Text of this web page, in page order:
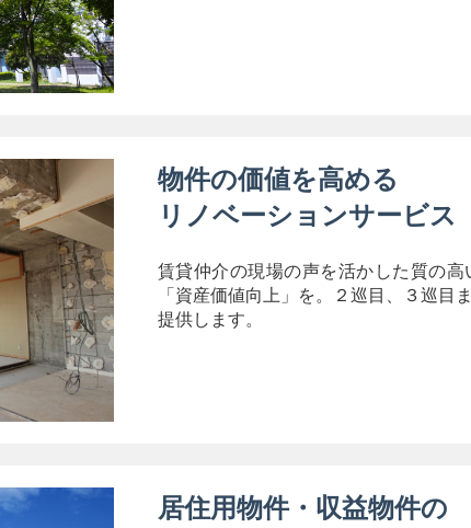
物件の価値を高める
リノベーションサービス
賃貸仲介の現場の声を活かした質の
「資産価値向上」を。２巡目、３巡目
提供します。
居住用物件・収益物件の